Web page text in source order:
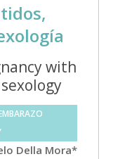
with
Della Mora*